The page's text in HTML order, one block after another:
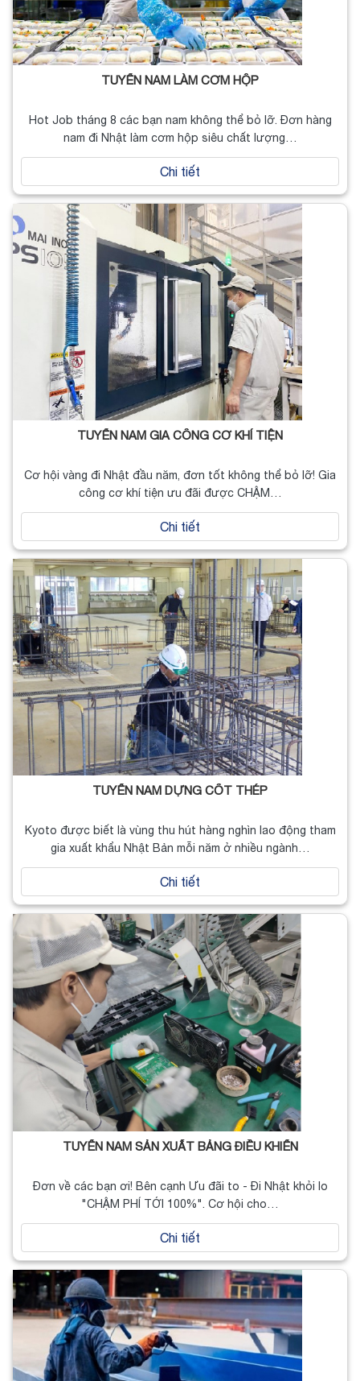
TUYỂN NAM LÀM CƠM HỘP
Hot Job tháng 8 các bạn nam không thể bỏ lỡ. Đơn hàng
nam đi Nhật làm cơm hộp siêu chất lượng…
Chi tiết
TUYỂN NAM GIA CÔNG CƠ KHÍ TIỆN
Cơ hội vàng đi Nhật đầu năm, đơn tốt không thể bỏ lỡ! Gia
công cơ khí tiện ưu đãi được CHẬM…
Chi tiết
TUYỂN NAM DỰNG CỐT THÉP
Kyoto được biết là vùng thu hút hàng nghìn lao động tham
gia xuất khẩu Nhật Bản mỗi năm ở nhiều ngành…
Chi tiết
TUYỂN NAM SẢN XUẤT BẢNG ĐIỀU KHIỂN
Đơn về các bạn ơi! Bên cạnh Ưu đãi to - Đi Nhật khỏi lo
"CHẬM PHÍ TỚI 100%". Cơ hội cho…
Chi tiết